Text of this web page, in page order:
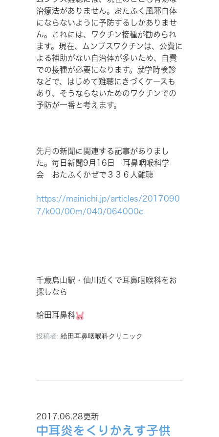
治療法がありません。おたふく風邪自体
にならないように予防するしかありませ
ん。これには、ワクチン接種が勧められ
ます。現在、ムンプスワクチンは、公費に
よる補助がない自治体が多いため、自費
での接種が必要になります。就学時検診
などで、はじめて難聴にきづくケースも
あり、そうならないためのワクチンでの
予防が一番と考えます。
先月の新聞に関連する記事がありまし
た。毎日新聞9月16日 耳鼻咽喉科学
会 おたふくかぜで３３６人難聴
https://mainichi.jp/articles/2017090
7/k00/00m/040/064000c
千歳烏山駅・仙川近くで耳鼻咽喉科をお
探しなら
給田耳鼻科
投稿者: 給田耳鼻咽喉科クリニック
2017.06.28更新
中耳炎をくりかえす子供